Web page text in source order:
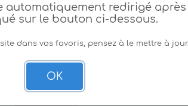
automatiquement redirigé après
sur le bouton ci-dessous.
site dans vos favoris, pensez à le mettre à
OK